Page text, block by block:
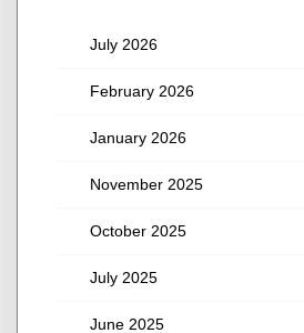
July 2026
February 2026
January 2026
November 2025
October 2025
July 2025
June 2025